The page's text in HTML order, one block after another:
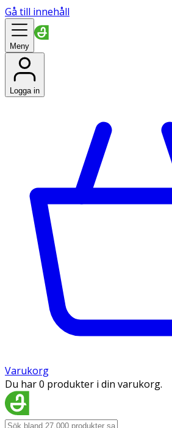
Gå till innehåll
Meny
Logga in
Varukorg
Du har 0 produkter i din varukorg.